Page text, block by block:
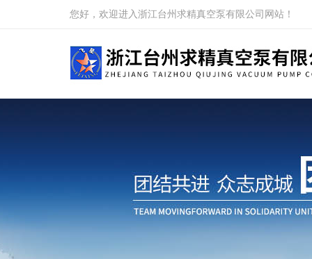
您好，欢迎进入浙江台州求精真空泵有限公司网站！